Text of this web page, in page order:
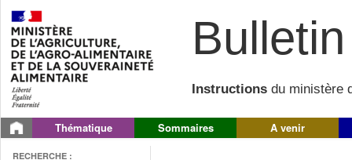
Instructions du ministère
Thématique Sommaires A venir
RECHERCHE :